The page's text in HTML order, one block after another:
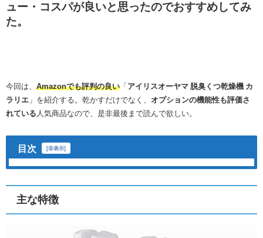
ュー・コスパが良いと思ったのでおすすめしてみ
た。
今回は、 Amazonでも評判の良い 「 アイリスオーヤマ 脱臭くつ乾燥機 カ
ラリエ 」を紹介する。乾かすだけでなく、 オプションの機能性も評価さ
れている 人気商品なので、是非最後まで読んで欲しい。
目次 [非表示]
主な特徴